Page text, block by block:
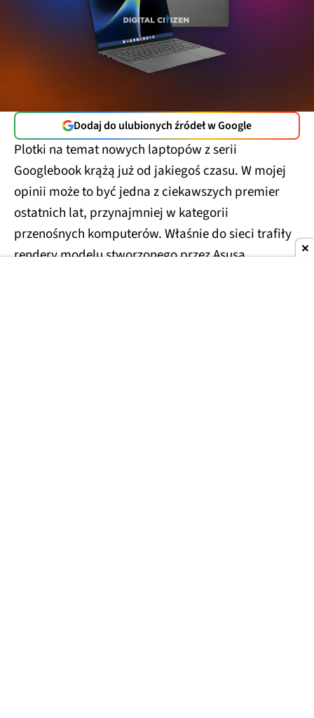
Dodaj do ulubionych źródeł w Google
Plotki na temat nowych laptopów z serii
Googlebook krążą już od jakiegoś czasu. W mojej
opinii może to być jedna z ciekawszych premier
ostatnich lat, przynajmniej w kategorii
przenośnych komputerów. Właśnie do sieci trafiły
rendery modelu stworzonego przez Asusa.